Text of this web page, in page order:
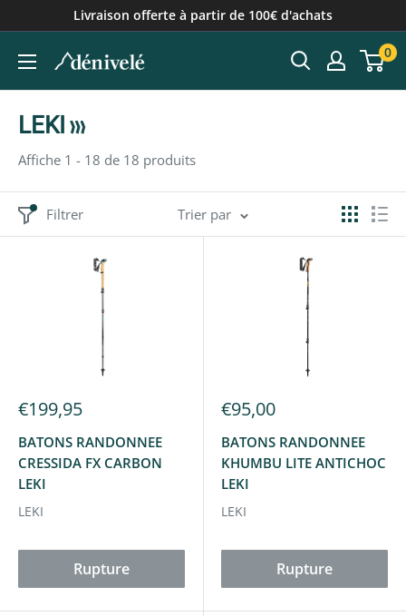
au
contenu
Livraison offerte à partir de 100€ d'achats
0
LEKI
Affiche 1 - 18 de 18 produits
Filtrer Trier par
€199,95
BATONS RANDONNEE
CRESSIDA FX CARBON
LEKI
LEKI
Rupture
€95,00
BATONS RANDONNEE
KHUMBU LITE ANTICHOC
LEKI
LEKI
Rupture